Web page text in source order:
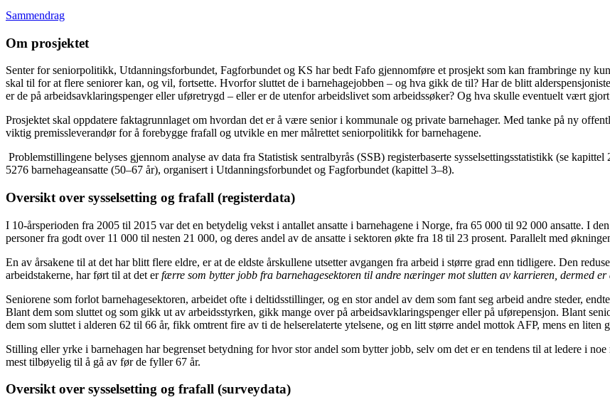
Sammendrag
Om prosjektet
Senter for seniorpolitikk, Utdanningsforbundet, Fagforbundet og KS har bedt Fafo gjennomføre et prosjekt som kan frambringe ny
skal til for at flere seniorer kan, og vil, fortsette. Hvorfor sluttet de i barnehagejobben – og hva gikk de til? Har de blitt
er de på arbeidsavklaringspenger eller uføretrygd – eller er de utenfor arbeidslivet som arbeidssøker? Og hva skulle eventuelt vært
Prosjektet skal oppdatere faktagrunnlaget om hvordan det er å være senior i kommunale og private barnehager. Med tanke på ny
viktig premissleverandør for å forebygge frafall og utvikle en mer målrettet seniorpolitikk for barnehagene.
Problemstillingene belyses gjennom analyse av data fra Statistisk sentralbyrås (SSB) registerbaserte sysselsettingsstatistikk (se
5276 barnehageansatte (50–67 år), organisert i Utdanningsforbundet og Fagforbundet (kapittel 3–8).
Oversikt over sysselsetting og frafall (registerdata)
I 10-årsperioden fra 2005 til 2015 var det en betydelig vekst i antallet ansatte i barnehagene i Norge, fra 65 000 til 92 000 ansatte. I
personer fra godt over 11 000 til nesten 21 000, og deres andel av de ansatte i sektoren økte fra 18 til 23 prosent. Parallelt med
En av årsakene til at det har blitt flere eldre, er at de eldste årskullene utsetter avgangen fra arbeid i større grad enn tidligere. Den
arbeidstakerne, har ført til at det erfærre som bytter jobb fra barnehagesektoren til andre næringer mot slutten av karrieren, dermed
Seniorene som forlot barnehagesektoren, arbeidet ofte i deltidsstillinger, og en stor andel av dem som fant seg arbeid andre steder,
Blant dem som sluttet og som gikk ut av arbeidsstyrken, gikk mange over på arbeidsavklaringspenger eller på uførepensjon. Blant
dem som sluttet i alderen 62 til 66 år, fikk omtrent fire av ti de helserelaterte ytelsene, og en litt større andel mottok AFP, mens en liten
Stilling eller yrke i barnehagen har begrenset betydning for hvor stor andel som bytter jobb, selv om det er en tendens til at ledere i
mest tilbøyelig til å gå av før de fyller 67 år.
Oversikt over sysselsetting og frafall (surveydata)